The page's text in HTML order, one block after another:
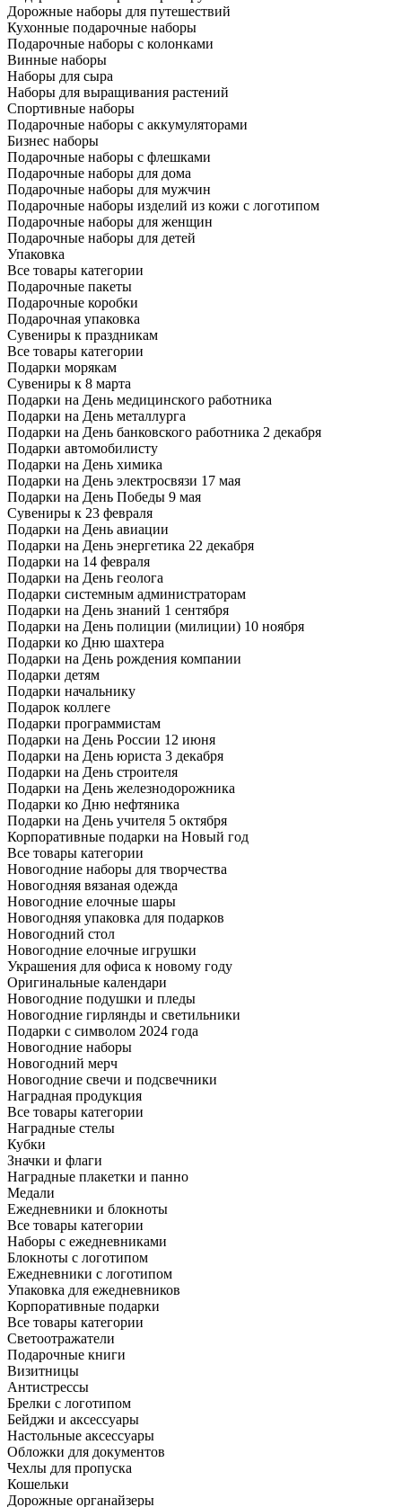
Дорожные наборы для путешествий
Кухонные подарочные наборы
Подарочные наборы с колонками
Винные наборы
Наборы для сыра
Наборы для выращивания растений
Спортивные наборы
Подарочные наборы с аккумуляторами
Бизнес наборы
Подарочные наборы с флешками
Подарочные наборы для дома
Подарочные наборы для мужчин
Подарочные наборы изделий из кожи с логотипом
Подарочные наборы для женщин
Подарочные наборы для детей
Упаковка
Все товары категории
Подарочные пакеты
Подарочные коробки
Подарочная упаковка
Сувениры к праздникам
Все товары категории
Подарки морякам
Сувениры к 8 марта
Подарки на День медицинского работника
Подарки на День металлурга
Подарки на День банковского работника 2 декабря
Подарки автомобилисту
Подарки на День химика
Подарки на День электросвязи 17 мая
Подарки на День Победы 9 мая
Сувениры к 23 февраля
Подарки на День авиации
Подарки на День энергетика 22 декабря
Подарки на 14 февраля
Подарки на День геолога
Подарки системным администраторам
Подарки на День знаний 1 сентября
Подарки на День полиции (милиции) 10 ноября
Подарки ко Дню шахтера
Подарки на День рождения компании
Подарки детям
Подарки начальнику
Подарок коллеге
Подарки программистам
Подарки на День России 12 июня
Подарки на День юриста 3 декабря
Подарки на День строителя
Подарки на День железнодорожника
Подарки ко Дню нефтяника
Подарки на День учителя 5 октября
Корпоративные подарки на Новый год
Все товары категории
Новогодние наборы для творчества
Новогодняя вязаная одежда
Новогодние елочные шары
Новогодняя упаковка для подарков
Новогодний стол
Новогодние елочные игрушки
Украшения для офиса к новому году
Оригинальные календари
Новогодние подушки и пледы
Новогодние гирлянды и светильники
Подарки с символом 2024 года
Новогодние наборы
Новогодний мерч
Новогодние свечи и подсвечники
Наградная продукция
Все товары категории
Наградные стелы
Кубки
Значки и флаги
Наградные плакетки и панно
Медали
Ежедневники и блокноты
Все товары категории
Наборы с ежедневниками
Блокноты с логотипом
Ежедневники с логотипом
Упаковка для ежедневников
Корпоративные подарки
Все товары категории
Светоотражатели
Подарочные книги
Визитницы
Антистрессы
Брелки с логотипом
Бейджи и аксессуары
Настольные аксессуары
Обложки для документов
Чехлы для пропуска
Кошельки
Дорожные органайзеры